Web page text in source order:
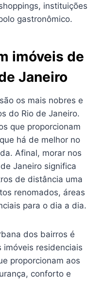
instituições
gastronômico.
imóveis de
Janeiro
os mais nobres e
do Rio de Janeiro.
que proporcionam
há de melhor no
Afinal, morar nos
Janeiro significa
de distância uma
renomados, áreas
para o dia a dia.
dos bairros é
imóveis residenciais
proporcionam aos
conforto e